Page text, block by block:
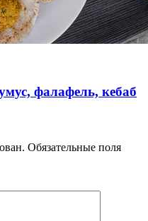
фалафель, кебаб
Обязательные поля